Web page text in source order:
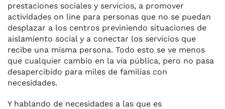
prestaciones sociales y servicios, a promover
actividades on line para personas que no se puedan
desplazar a los centros previniendo situaciones de
aislamiento social y a conectar los servicios que
recibe una misma persona. Todo esto se ve menos
que cualquier cambio en la vía pública, pero no pasa
desapercibido para miles de familias con
necesidades.
Y hablando de necesidades a las que es